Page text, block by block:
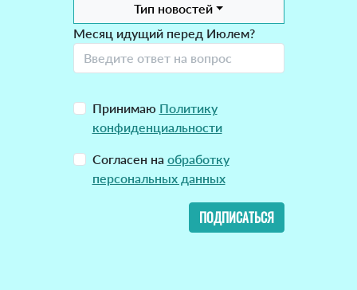
Тип новостей
Месяц идущий перед Июлем?
Принимаю Политику
конфиденциальности
Согласен на обработку
персональных данных
ПОДПИСАТЬСЯ